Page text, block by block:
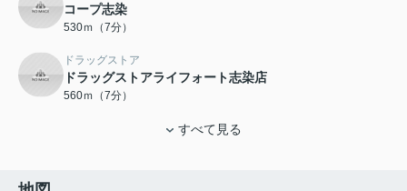
コープ志染
530ｍ（7分）
ドラッグストア
ドラッグストアライフォート志染店
560ｍ（7分）
すべて見る